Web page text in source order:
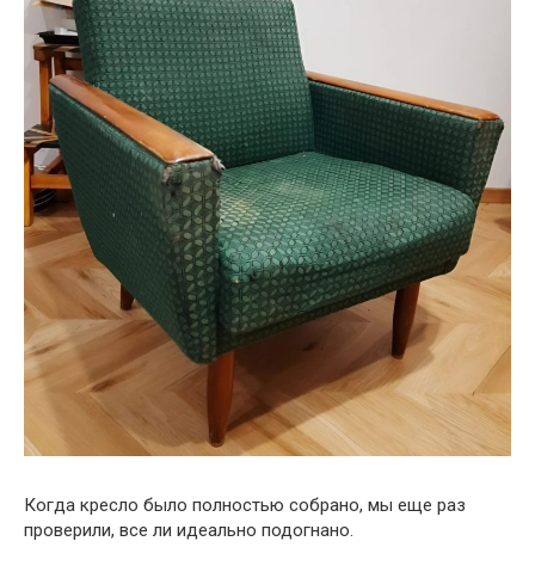
Когда кресло было полностью собрано, мы еще раз
проверили, все ли идеально подогнано.